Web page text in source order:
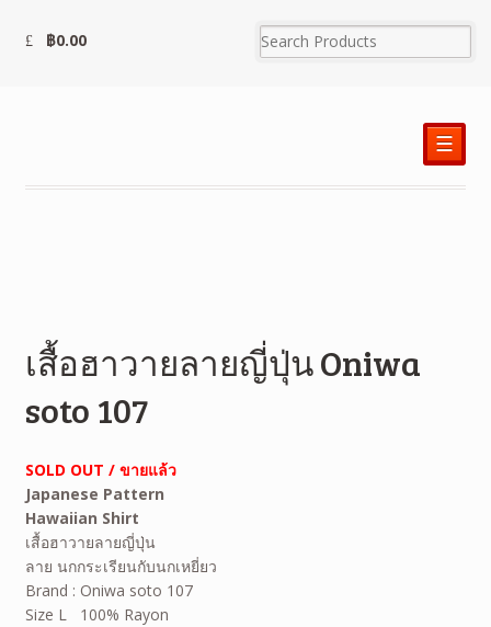
฿0.00
☰
เสื้อฮาวายลายญี่ปุ่น Oniwa
soto 107
SOLD OUT / ขายแล้ว
Japanese Pattern
Hawaiian Shirt
เสื้อฮาวายลายญี่ปุ่น
ลาย นกกระเรียนกับนกเหยี่ยว
Brand : Oniwa soto 107
Size L 100% Rayon